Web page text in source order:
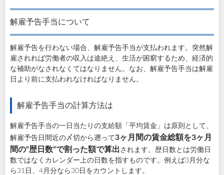
解雇予告手当について
解雇予告を行わない場合、解雇予告手当が支払われます。突然解
雇されれば労働者の収入は途絶え、生活が困窮するため、経済的
な補助がなされなくてはなりません。なお、解雇予告手当は解雇
日より前に支払われなければなりません。
解雇予告手当の計算方法は
解雇予告手当の一日当たりの支給額「平均賃金」は原則として、
解雇予告日間近の〆切から遡って3ヶ月間の賃金総額を3ヶ月
間の“歴日数”で割った額で算出されます。歴日数とは労働日
数ではなくカレンダー上の日数を指すものです。例えば3月分な
ら31日、4月分なら30日をカウントします。